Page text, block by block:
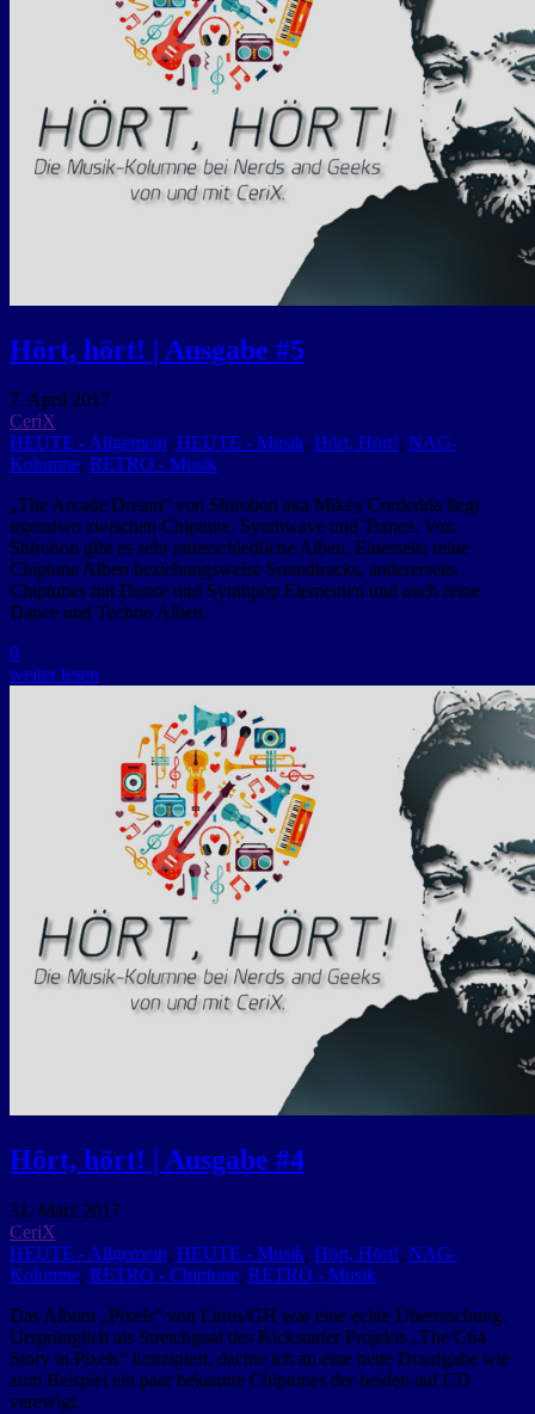
Hört, hört! | Ausgabe #5
7. April 2017
CeriX
HEUTE - Allgemein, HEUTE - Musik, Hört, Hört!, NAG-
Kolumne, RETRO - Musik
„The Arcade Dream“ von Shirobon aka Mikey Cordedda liegt
irgendwo zwischen Chiptune, Synthwave und Trance. Von
Shirobon gibt es sehr unterschiedliche Alben. Einerseits reine
Chiptune Alben beziehungsweise Soundtracks, andererseits
Chiptunes mit Dance und Synthpop Elementen und auch reine
Dance und Techno Alben.
0
weiter lesen
Hört, hört! | Ausgabe #4
31. März 2017
CeriX
HEUTE - Allgemein, HEUTE - Musik, Hört, Hört!, NAG-
Kolumne, RETRO - Chiptune, RETRO - Musik
Das Album „Pixels“ von Linus/GH war eine echte Überraschung.
Ursprünglich als Stretchgoal des Kickstarter Projekts „The C64
Story in Pixels“ konzipiert, dachte ich an eine nette Draufgabe wie
zum Beispiel ein paar bekannte Chiptunes der beiden auf CD
verewigt.